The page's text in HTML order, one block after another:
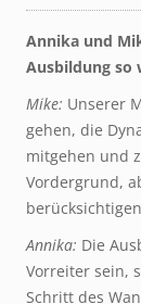
Annika und
Ausbildung so
Mike: Unserer
gehen, die
mitgehen und
Vordergrund,
Annika: Die
Vorreiter sein,
Schritt des